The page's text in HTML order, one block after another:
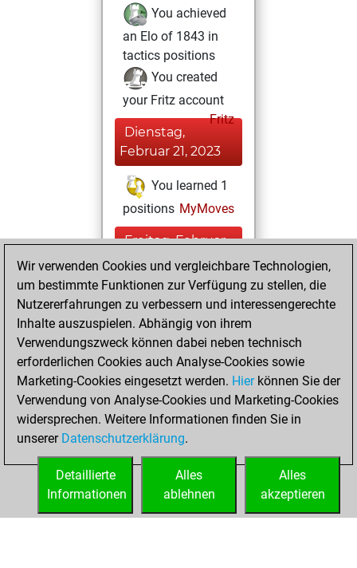
You achieved
an Elo of 1843 in
tactics positions
You created
your Fritz account
Fritz
Dienstag,
Februar 21, 2023
You learned 1
positions MyMoves
Freitag, Februar
17, 2023
You created
your Studies account
Studies
Sonntag,
Januar 15, 2017
You played 3
slow games
Play
You scored +0
=0 -3 in slow games
Wir verwenden Cookies und vergleichbare Technologien,
um bestimmte Funktionen zur Verfügung zu stellen, die
Nutzererfahrungen zu verbessern und interessengerechte
Inhalte auszuspielen. Abhängig von ihrem
Verwendungszweck können dabei neben technisch
erforderlichen Cookies auch Analyse-Cookies sowie
Marketing-Cookies eingesetzt werden. Hierkönnen Sie der
Verwendung von Analyse-Cookies und Marketing-Cookies
widersprechen. Weitere Informationen finden Sie in
unserer Datenschutzerklärung.
Alles
akzeptieren
Alles
ablehnen
Detaillierte
Informationen